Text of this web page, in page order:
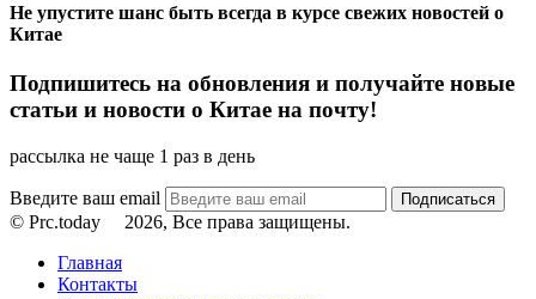
Не упустите шанс быть всегда в курсе свежих новостей о
Китае
Подпишитесь на обновления и получайте новые
статьи и новости о Китае на почту!
рассылка не чаще 1 раз в день
Введите ваш email
© Prc.today
2026, Все права защищены.
Главная
Контакты